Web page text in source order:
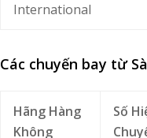
International
Các chuyến bay từ
Hãng Hàng
Không
Số